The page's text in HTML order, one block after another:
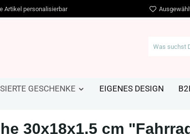
Artikel personalisierbar
GESCHENKE EIGENES DESIGN
30x18x1,5 cm